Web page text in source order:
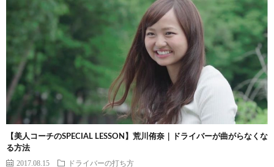
【美人コーチのSPECIAL LESSON】荒川侑奈｜ドライバーが曲がらなくな
る方法
2017.08.15 ドライバーの打ち方